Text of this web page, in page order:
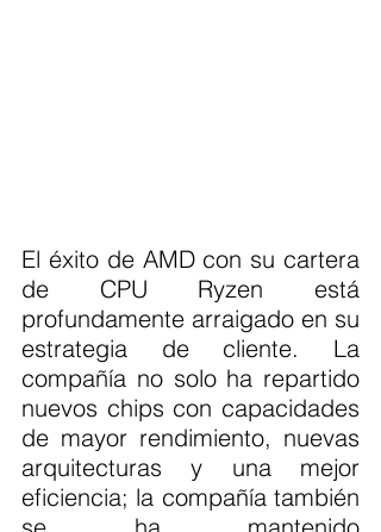
El éxito de AMD con su cartera
de CPU Ryzen está
profundamente arraigado en su
estrategia de cliente. La
compañía no solo ha repartido
nuevos chips con capacidades
de mayor rendimiento, nuevas
arquitecturas y una mejor
eficiencia; la compañía también